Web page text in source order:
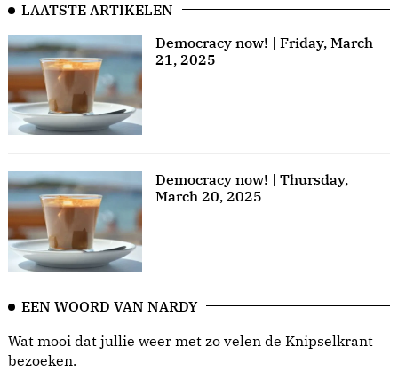
LAATSTE ARTIKELEN
Democracy now! | Friday, March
21, 2025
Democracy now! | Thursday,
March 20, 2025
EEN WOORD VAN NARDY
Wat mooi dat jullie weer met zo velen de Knipselkrant
bezoeken.